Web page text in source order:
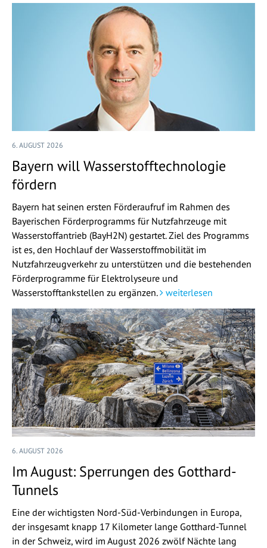
6. AUGUST 2026
Bayern will Wasserstofftechnologie
fördern
Bayern hat seinen ersten Förderaufruf im Rahmen des
Bayerischen Förderprogramms für Nutzfahrzeuge mit
Wasserstoffantrieb (BayH2N) gestartet. Ziel des Programms
ist es, den Hochlauf der Wasserstoffmobilität im
Nutzfahrzeugverkehr zu unterstützen und die bestehenden
Förderprogramme für Elektrolyseure und
Wasserstofftankstellen zu ergänzen.
weiterlesen
6. AUGUST 2026
Im August: Sperrungen des Gotthard-
Tunnels
Eine der wichtigsten Nord-Süd-Verbindungen in Europa,
der insgesamt knapp 17 Kilometer lange Gotthard-Tunnel
in der Schweiz, wird im August 2026 zwölf Nächte lang